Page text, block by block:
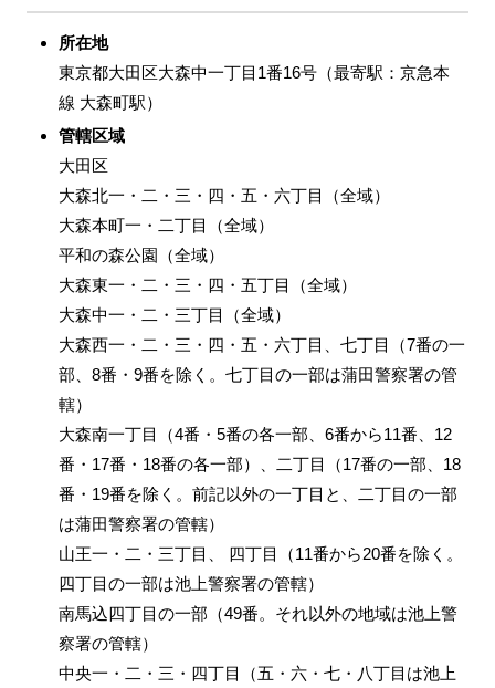
所在地
東京都大田区大森中一丁目1番16号（最寄駅：京急本
線 大森町駅）
管轄区域
大田区
大森北一・二・三・四・五・六丁目（全域）
大森本町一・二丁目（全域）
平和の森公園（全域）
大森東一・二・三・四・五丁目（全域）
大森中一・二・三丁目（全域）
大森西一・二・三・四・五・六丁目、七丁目（7番の一
部、8番・9番を除く。七丁目の一部は蒲田警察署の管
轄）
大森南一丁目（4番・5番の各一部、6番から11番、12
番・17番・18番の各一部）、二丁目（17番の一部、18
番・19番を除く。前記以外の一丁目と、二丁目の一部
は蒲田警察署の管轄）
山王一・二・三丁目、 四丁目（11番から20番を除く。
四丁目の一部は池上警察署の管轄）
南馬込四丁目の一部（49番。それ以外の地域は池上警
察署の管轄）
中央一・二・三・四丁目（五・六・七・八丁目は池上